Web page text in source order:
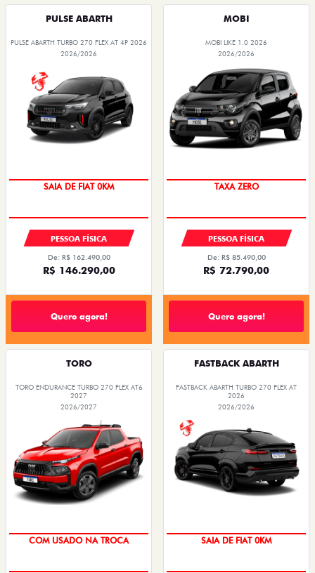
PULSE ABARTH
PULSE ABARTH TURBO 270 FLEX AT 4P 2026
2026/2026
OPORTUNIDADE
PESSOA FÍSICA
De: R$ 162.490,00
R$ 146.290,00
Quero agora!
MOBI
MOBI LIKE 1.0 2026
2026/2026
PREÇO IMPERDÍVEL
PESSOA FÍSICA
De: R$ 85.490,00
R$ 72.790,00
Quero agora!
TORO
TORO ENDURANCE TURBO 270 FLEX AT6
2027
2026/2027
OPORTUNIDADE
FASTBACK ABARTH
FASTBACK ABARTH TURBO 270 FLEX AT
2026
2026/2026
PREÇO IMPERDÍVEL